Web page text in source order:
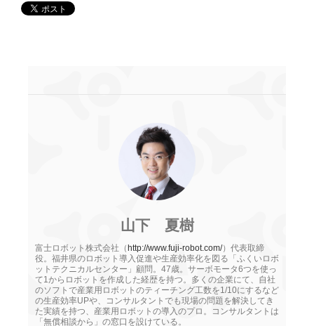
山下 夏樹
富士ロボット株式会社（ http://www.fuji-robot.com/）代表取締
役。福井県のロボット導入促進や生産効率化を図る「ふくいロボ
ットテクニカルセンター」顧問。47歳。サーボモータ6つを使っ
て1からロボットを作成した経歴を持つ。多くの企業にて、自社
のソフトで産業用ロボットのティーチング工数を1/10にするなど
の生産効率UPや、コンサルタントでも現場の問題を解決してき
た実績を持つ、産業用ロボットの導入のプロ。コンサルタントは
「無償相談から」の窓口を設けている。